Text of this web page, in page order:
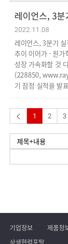
레이언스, 3분
2022.11.08
레이언스, 3분기
추이 이어가 - 원가
성장 가속화할 것
(228850,
기 잠정 실적을 발
1 2 3
기업정보 제품정
상생협력포탈